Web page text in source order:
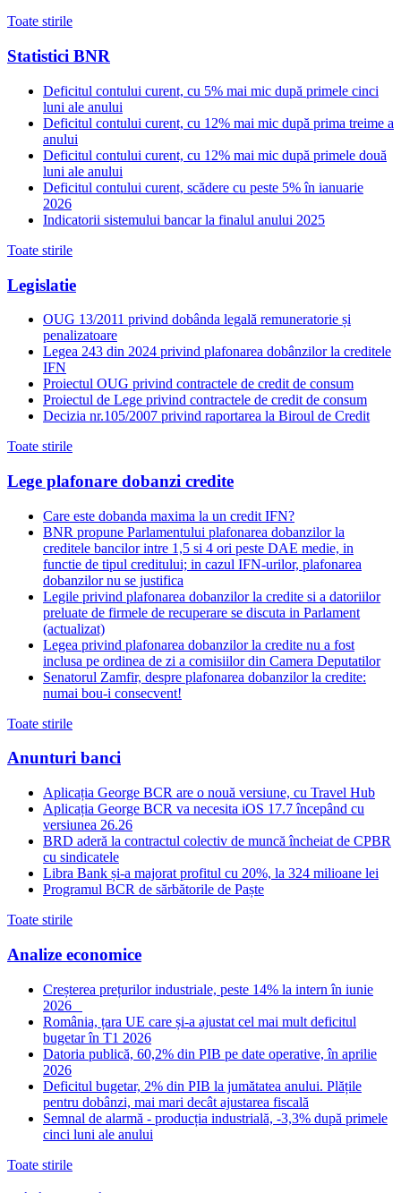
Toate stirile
Statistici BNR
Deficitul contului curent, cu 5% mai mic după primele cinci
luni ale anului
Deficitul contului curent, cu 12% mai mic după prima treime a
anului
Deficitul contului curent, cu 12% mai mic după primele două
luni ale anului
Deficitul contului curent, scădere cu peste 5% în ianuarie
2026
Indicatorii sistemului bancar la finalul anului 2025
Toate stirile
Legislatie
OUG 13/2011 privind dobânda legală remuneratorie și
penalizatoare
Legea 243 din 2024 privind plafonarea dobânzilor la creditele
IFN
Proiectul OUG privind contractele de credit de consum
Proiectul de Lege privind contractele de credit de consum
Decizia nr.105/2007 privind raportarea la Biroul de Credit
Toate stirile
Lege plafonare dobanzi credite
Care este dobanda maxima la un credit IFN?
BNR propune Parlamentului plafonarea dobanzilor la
creditele bancilor intre 1,5 si 4 ori peste DAE medie, in
functie de tipul creditului; in cazul IFN-urilor, plafonarea
dobanzilor nu se justifica
Legile privind plafonarea dobanzilor la credite si a datoriilor
preluate de firmele de recuperare se discuta in Parlament
(actualizat)
Legea privind plafonarea dobanzilor la credite nu a fost
inclusa pe ordinea de zi a comisiilor din Camera Deputatilor
Senatorul Zamfir, despre plafonarea dobanzilor la credite:
numai bou-i consecvent!
Toate stirile
Anunturi banci
Aplicația George BCR are o nouă versiune, cu Travel Hub
Aplicația George BCR va necesita iOS 17.7 începând cu
versiunea 26.26
BRD aderă la contractul colectiv de muncă încheiat de CPBR
cu sindicatele
Libra Bank și-a majorat profitul cu 20%, la 324 milioane lei
Programul BCR de sărbătorile de Paște
Toate stirile
Analize economice
Creșterea prețurilor industriale, peste 14% la intern în iunie
2026
România, țara UE care și-a ajustat cel mai mult deficitul
bugetar în T1 2026
Datoria publică, 60,2% din PIB pe date operative, în aprilie
2026
Deficitul bugetar, 2% din PIB la jumătatea anului. Plățile
pentru dobânzi, mai mari decât ajustarea fiscală
Semnal de alarmă - producția industrială, -3,3% după primele
cinci luni ale anului
Toate stirile